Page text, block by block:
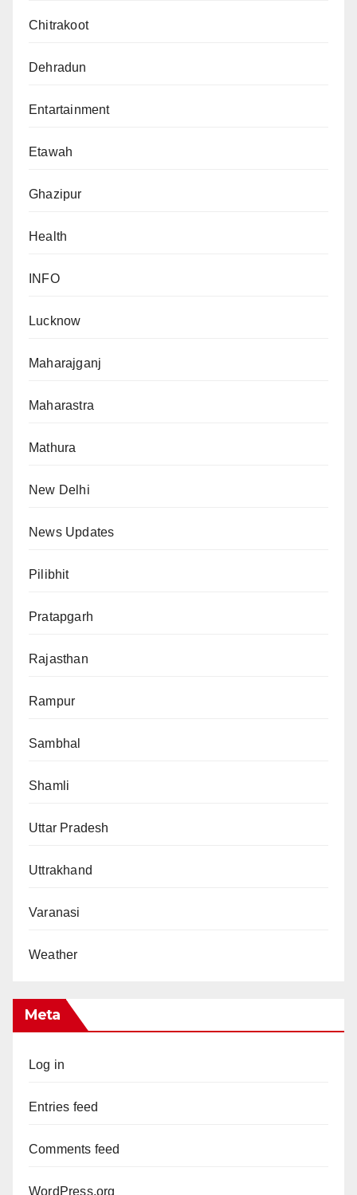
Chitrakoot
Dehradun
Entartainment
Etawah
Ghazipur
Health
INFO
Lucknow
Maharajganj
Maharastra
Mathura
New Delhi
News Updates
Pilibhit
Pratapgarh
Rajasthan
Rampur
Sambhal
Shamli
Uttar Pradesh
Uttrakhand
Varanasi
Weather
Meta
Log in
Entries feed
Comments feed
WordPress.org